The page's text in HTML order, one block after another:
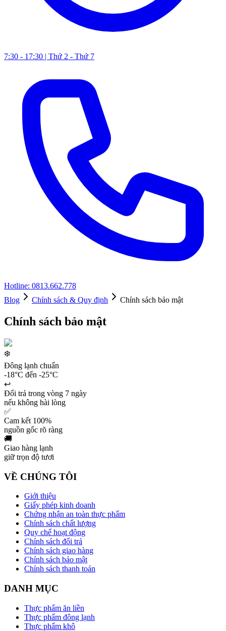
7:30 - 17:30 | Thứ 2 - Thứ 7
Hotline: 0813.662.778
Blog
Chính sách & Quy định Chính sách bảo mật
Chính sách bảo mật
❄️
Đông lạnh chuẩn
-18°C đến -25°C
↩️
Đổi trả trong vòng 7 ngày
nếu không hài lòng
✅
Cam kết 100%
nguồn gốc rõ ràng
🚚
Giao hàng lạnh
giữ trọn độ tươi
VỀ CHÚNG TÔI
Giới thiệu
Giấy phép kinh doanh
Chứng nhận an toàn thực phẩm
Chính sách chất lượng
Quy chế hoạt động
Chính sách đổi trả
Chính sách giao hàng
Chính sách bảo mật
Chính sách thanh toán
DANH MỤC
Thực phẩm ăn liền
Thực phẩm đông lạnh
Thực phẩm khô